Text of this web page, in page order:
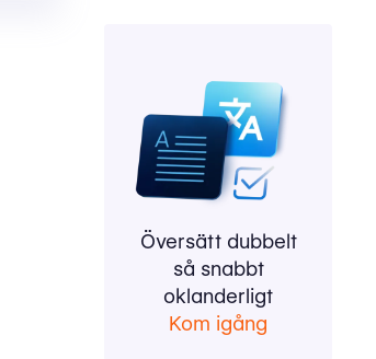
Översätt dubbelt
så snabbt
oklanderligt
Kom igång